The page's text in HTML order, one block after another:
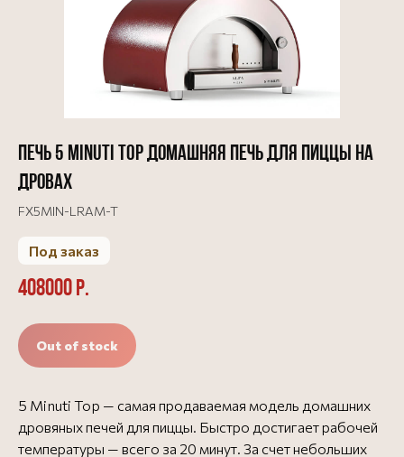
Печь 5 Minuti Top домашняя печь для пиццы на
дровах
FX5MIN-LRAM-T
Под заказ
408000р.
Out of stock
5 Minuti Top — самая продаваемая модель домашних
дровяных печей для пиццы. Быстро достигает рабочей
температуры — всего за 20 минут. За счет небольших